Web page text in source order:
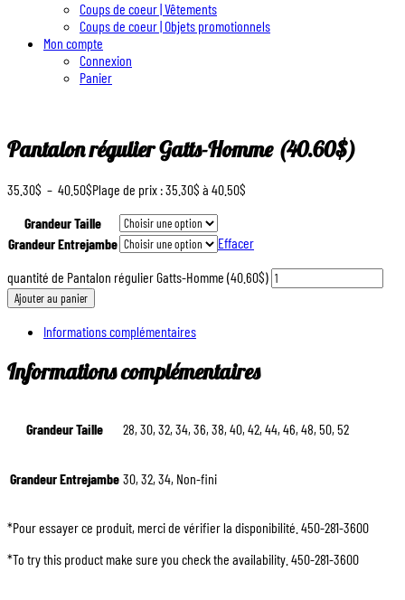
Coups de coeur | Vêtements
Coups de coeur | Objets promotionnels
Mon compte
Connexion
Panier
Pantalon régulier Gatts-Homme (40.60$)
35.30$ – 40.50$Plage de prix : 35.30$ à 40.50$
Grandeur Taille
Grandeur Entrejambe
Effacer
quantité de Pantalon régulier Gatts-Homme (40.60$)
Ajouter au panier
Informations complémentaires
Informations complémentaires
Grandeur Taille 28, 30, 32, 34, 36, 38, 40, 42, 44, 46, 48, 50, 52
Grandeur Entrejambe 30, 32, 34, Non-fini
*Pour essayer ce produit, merci de vérifier la disponibilité. 450-281-3600
*To try this product make sure you check the availability. 450-281-3600